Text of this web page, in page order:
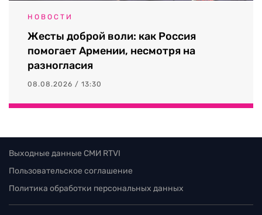
НОВОСТИ
Жесты доброй воли: как Россия
помогает Армении, несмотря на
разногласия
08.08.2026 / 13:30
Выходные данные СМИ RTVI
Пользовательское соглашение
Политика обработки персональных данных